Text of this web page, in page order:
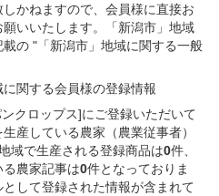
かねますので、会員様に直接お
いいたします。「新潟市」地域
の "「新潟市」地域に関する一般
に関する会員様の登録情報
クロップス]にご登録いただいて
産している農家（農業従事者）
域で生産される登録商品は0件、
る農家記事は0件となっておりま
して登録された情報が含まれて